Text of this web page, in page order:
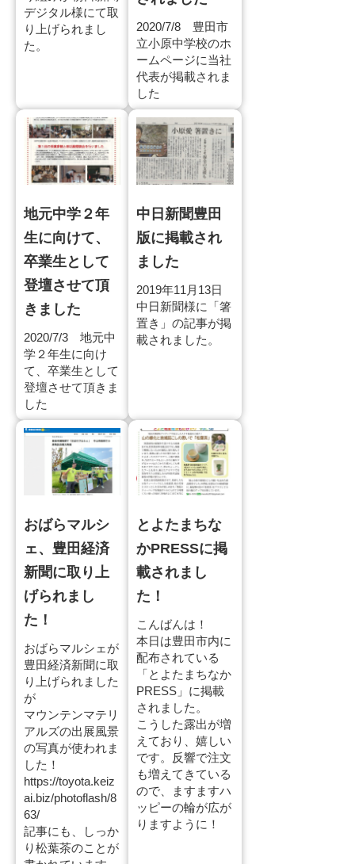
デジタル様にて取
り上げられまし
た。
2020/7/8 豊田市
立小原中学校のホ
ームページに当社
代表が掲載されま
した
地元中学２年
生に向けて、
卒業生として
登壇させて頂
きました
2020/7/3 地元中
学２年生に向け
て、卒業生として
登壇させて頂きま
した
中日新聞豊田
版に掲載され
ました
2019年11月13日
中日新聞様に「箸
置き」の記事が掲
載されました。
おばらマルシ
ェ、豊田経済
新聞に取り上
げられまし
た！
おばらマルシェが
豊田経済新聞に取
り上げられました
が
マウンテンマテリ
アルズの出展風景
の写真が使われま
した！
https://toyota.keiz
ai.biz/photoflash/8
63/
記事にも、しっか
り松葉茶のことが
とよたまちな
かPRESSに掲
載されまし
た！
こんばんは！
本日は豊田市内に
配布されている
「とよたまちなか
PRESS」に掲載
されました。
こうした露出が増
えており、嬉しい
です。反響で注文
も増えてきている
ので、ますますハ
ッピーの輪が広が
りますように！